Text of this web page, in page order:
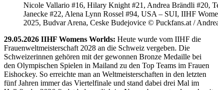
Nicole Vallario #16, Hilary Knight #21, Andrea Brändli #20,
Janecke #22, Alena Lynn Rossel #94, USA – SUI, IIHF
2025, Budvar Arena, Ceske Budejovice © Puckfans.at /
29.05.2026 IIHF Womens Worlds: Heute wurde vom IIHF die
Frauenweltmeisterschaft 2028 an die Schweiz vergeben. Die
Schweizerinnen gehören mit der gewonnen Bronze Medaille bei
den Olympischen Spielen in Mailand zu den Top Teams im Frauen
Eishockey. So erreichte man an Weltmeisterschaften in den letzten
fünf Jahren immer das Viertelfinale und stand dabei drei Mal im